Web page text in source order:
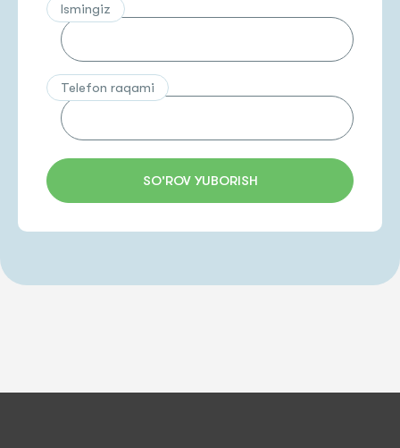
Ismingiz
Telefon raqami
SO'ROV YUBORISH